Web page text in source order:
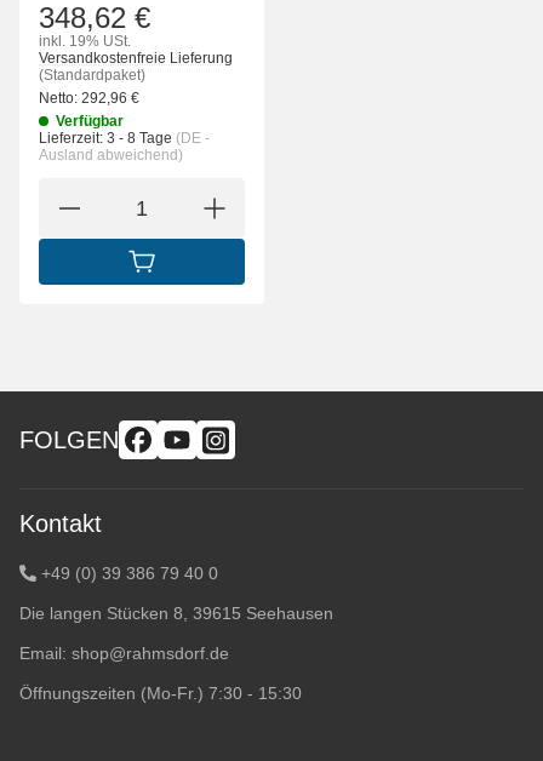
348,62 €
inkl. 19% USt.
Versandkostenfreie Lieferung
(Standardpaket)
Netto: 292,96 €
Verfügbar
Lieferzeit: 3 - 8 Tage (DE -
Ausland abweichend)
IN DEN WARENKORB
FOLGEN
Kontakt
+49 (0) 39 386 79 40 0
Die langen Stücken 8, 39615 Seehausen
Email: shop@rahmsdorf.de
Öffnungszeiten (Mo-Fr.) 7:30 - 15:30